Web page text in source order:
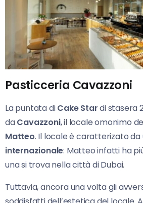
Pasticceria Cavazzoni
La puntata diCake Stardi stasera
daCavazzoni, il locale omonimo
Matteo. Il locale è caratterizato da
internazionale: Matteo infatti ha
una si trova nella città di Dubai.
Tuttavia, ancora una volta gli